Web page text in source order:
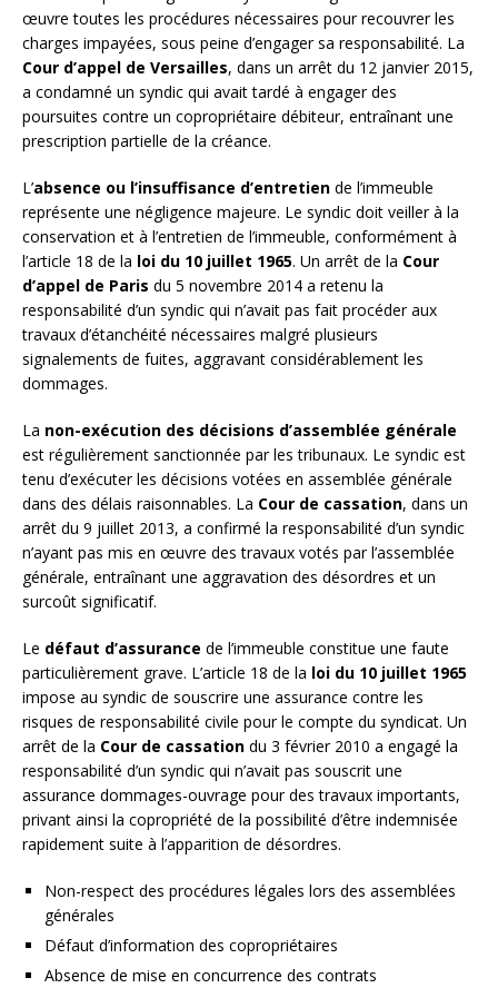
œuvre toutes les procédures nécessaires pour recouvrer les
charges impayées, sous peine d’engager sa responsabilité. La
Cour d’appel de Versailles, dans un arrêt du 12 janvier 2015,
a condamné un syndic qui avait tardé à engager des
poursuites contre un copropriétaire débiteur, entraînant une
prescription partielle de la créance.
L’absence ou l’insuffisance d’entretien de l’immeuble
représente une négligence majeure. Le syndic doit veiller à la
conservation et à l’entretien de l’immeuble, conformément à
l’article 18 de la loi du 10 juillet 1965. Un arrêt de la Cour
d’appel de Paris du 5 novembre 2014 a retenu la
responsabilité d’un syndic qui n’avait pas fait procéder aux
travaux d’étanchéité nécessaires malgré plusieurs
signalements de fuites, aggravant considérablement les
dommages.
La non-exécution des décisions d’assemblée générale
est régulièrement sanctionnée par les tribunaux. Le syndic est
tenu d’exécuter les décisions votées en assemblée générale
dans des délais raisonnables. La Cour de cassation, dans un
arrêt du 9 juillet 2013, a confirmé la responsabilité d’un syndic
n’ayant pas mis en œuvre des travaux votés par l’assemblée
générale, entraînant une aggravation des désordres et un
surcoût significatif.
Le défaut d’assurance de l’immeuble constitue une faute
particulièrement grave. L’article 18 de la loi du 10 juillet 1965
impose au syndic de souscrire une assurance contre les
risques de responsabilité civile pour le compte du syndicat. Un
arrêt de la Cour de cassation du 3 février 2010 a engagé la
responsabilité d’un syndic qui n’avait pas souscrit une
assurance dommages-ouvrage pour des travaux importants,
privant ainsi la copropriété de la possibilité d’être indemnisée
rapidement suite à l’apparition de désordres.
Non-respect des procédures légales lors des assemblées
générales
Défaut d’information des copropriétaires
Absence de mise en concurrence des contrats